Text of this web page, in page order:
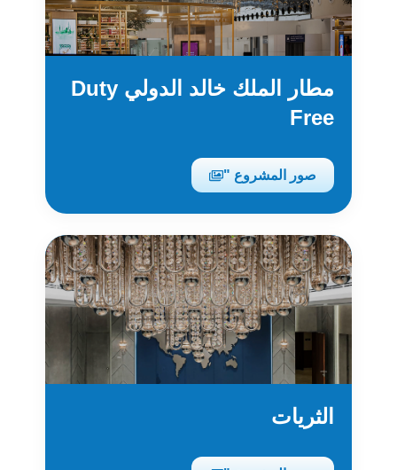
مطار الملك خالد الدولي Duty
Free
صور المشروع "
الثريات